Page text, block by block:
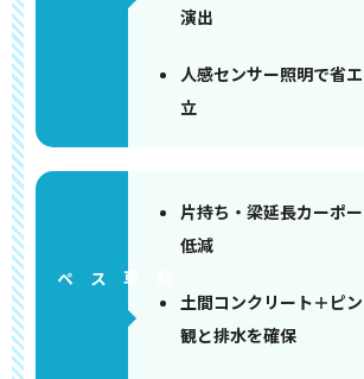
演出
人感センサー照明で省
立
片持ち・梁延長カーポ
低減
土間コンクリート＋ピ
観と排水を確保